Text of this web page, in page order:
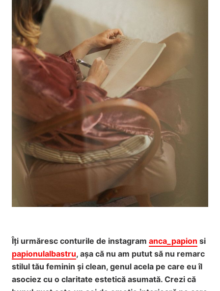
Îți urmăresc conturile de instagram anca_papion si
papionulalbastru, așa că nu am putut să nu remarc
stilul tău feminin și clean, genul acela pe care eu îl
asociez cu o claritate estetică asumată. Crezi că